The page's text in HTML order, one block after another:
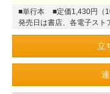
■単行本 ■定価1,430円（
発売日は書店、各電子スト
立